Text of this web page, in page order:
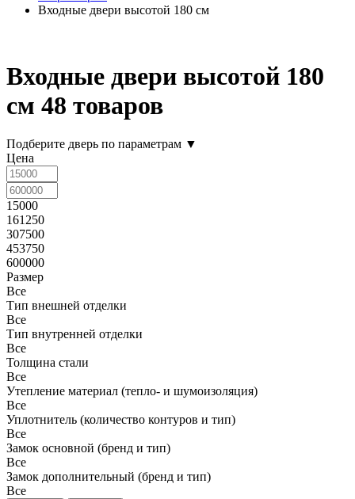
Входные двери высотой 180 см
Входные двери высотой 180
см 48 товаров
Подберите дверь по параметрам ▼
Цена
15000
161250
307500
453750
600000
Размер
Все
Тип внешней отделки
Все
Тип внутренней отделки
Все
Толщина стали
Все
Утепление материал (тепло- и шумоизоляция)
Все
Уплотнитель (количество контуров и тип)
Все
Замок основной (бренд и тип)
Все
Замок дополнительный (бренд и тип)
Все